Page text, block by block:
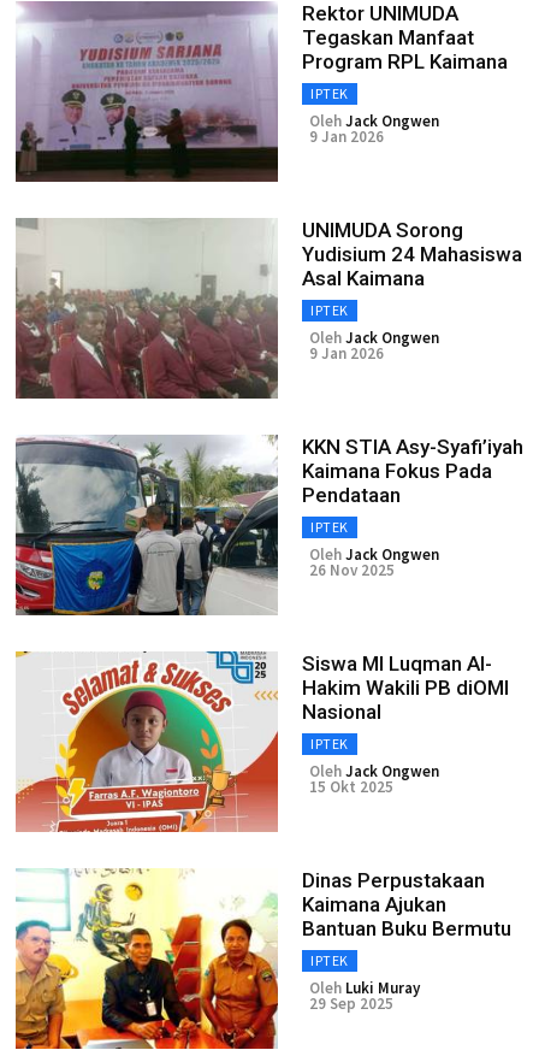
Rektor UNIMUDA
Tegaskan Manfaat
Program RPL Kaimana
IPTEK
OlehJack Ongwen
9 Jan 2026
UNIMUDA Sorong
Yudisium 24 Mahasiswa
Asal Kaimana
IPTEK
OlehJack Ongwen
9 Jan 2026
KKN STIA Asy-Syafi’iyah
Kaimana Fokus Pada
Pendataan
IPTEK
OlehJack Ongwen
26 Nov 2025
Siswa MI Luqman Al-
Hakim Wakili PB diOMI
Nasional
IPTEK
OlehJack Ongwen
15 Okt 2025
Dinas Perpustakaan
Kaimana Ajukan
Bantuan Buku Bermutu
IPTEK
Oleh Luki Muray
29 Sep 2025